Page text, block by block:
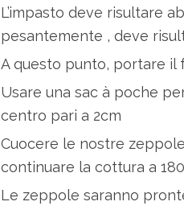
L’impasto deve risultare
pesantemente , deve
A questo punto, portare il
Usare una sac à poche
centro pari a 2cm
Cuocere le nostre
continuare la cottura a
Le zeppole saranno